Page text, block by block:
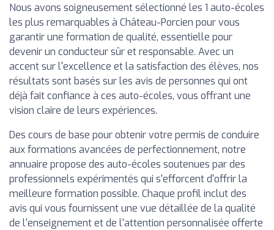
Nous avons soigneusement sélectionné les 1 auto-écoles
les plus remarquables à Château-Porcien pour vous
garantir une formation de qualité, essentielle pour
devenir un conducteur sûr et responsable. Avec un
accent sur l'excellence et la satisfaction des élèves, nos
résultats sont basés sur les avis de personnes qui ont
déjà fait confiance à ces auto-écoles, vous offrant une
vision claire de leurs expériences.
Des cours de base pour obtenir votre permis de conduire
aux formations avancées de perfectionnement, notre
annuaire propose des auto-écoles soutenues par des
professionnels expérimentés qui s'efforcent d'offrir la
meilleure formation possible. Chaque profil inclut des
avis qui vous fournissent une vue détaillée de la qualité
de l'enseignement et de l'attention personnalisée offerte